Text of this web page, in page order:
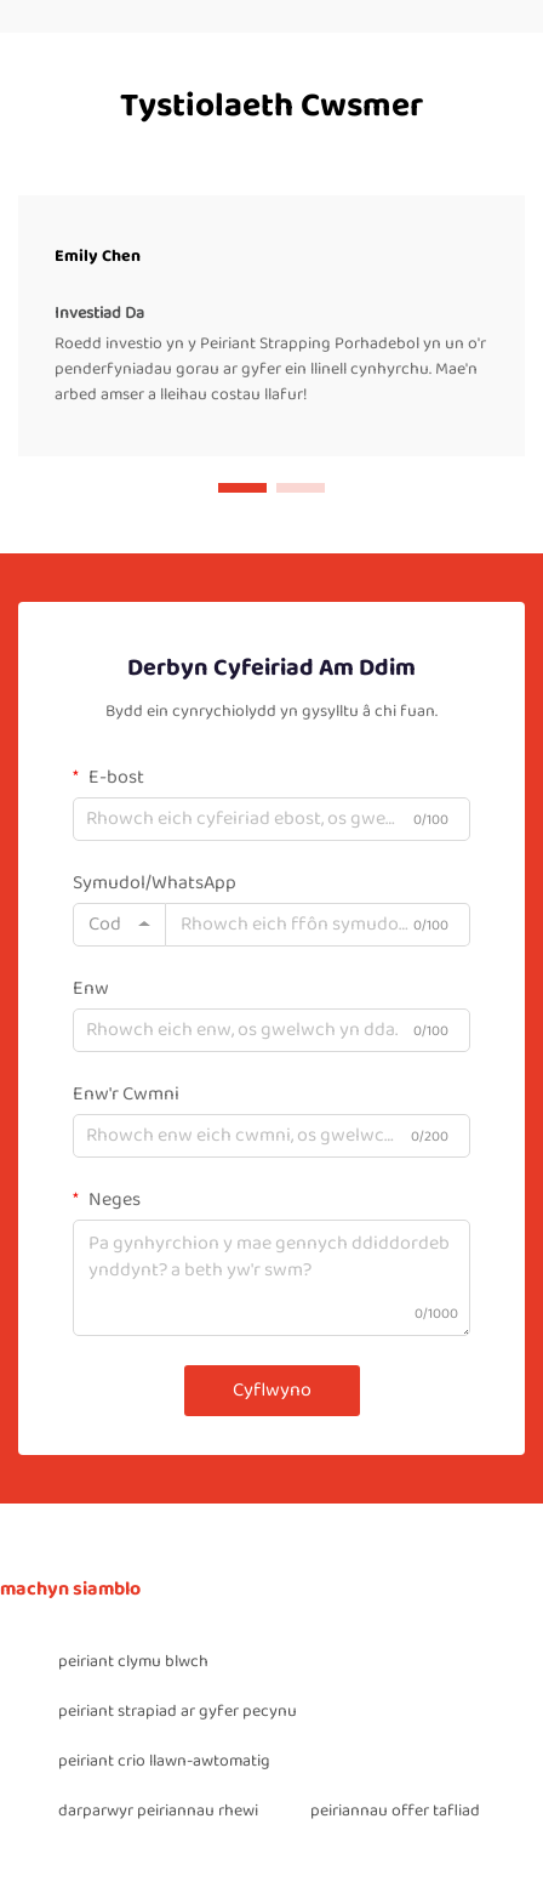
Tystiolaeth Cwsmer
Emily Chen
Investiad Da
Roedd investio yn y Peiriant Strapping Porhadebol yn un o'r
penderfyniadau gorau ar gyfer ein llinell cynhyrchu. Mae'n
arbed amser a lleihau costau llafur!
Derbyn Cyfeiriad Am Ddim
Bydd ein cynrychiolydd yn gysylltu â chi fuan.
E-bost
0/100
Symudol/WhatsApp
Cod
0/100
Enw
0/100
Enw'r Cwmni
0/200
Neges
0/1000
Cyflwyno
machyn siamblo
peiriant clymu blwch
peiriant strapiad ar gyfer pecynu
peiriant crio llawn-awtomatig
darparwyr peiriannau rhewi
peiriannau offer tafliad